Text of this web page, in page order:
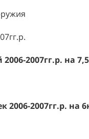
2007гг.р. на
2006-2007гг.р. на